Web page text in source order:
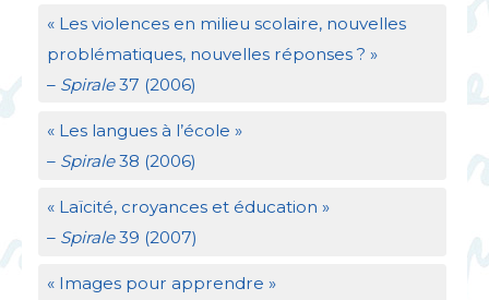
« Les violences en milieu scolaire, nouvelles
problématiques, nouvelles réponses ? »
– Spirale37 (2006)
« Les langues à l’école »
– Spirale38 (2006)
« Laïcité, croyances et éducation »
– Spirale39 (2007)
« Images pour apprendre »